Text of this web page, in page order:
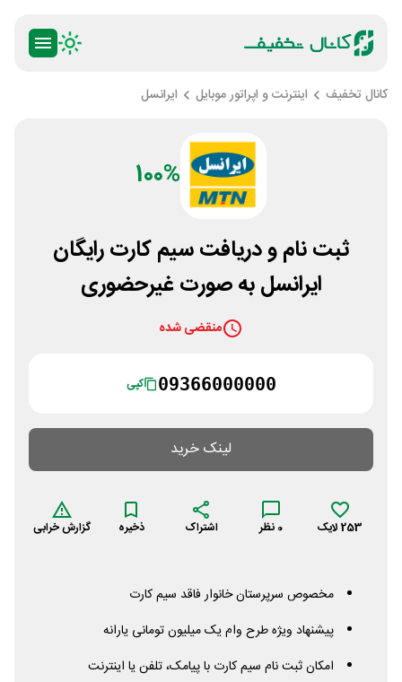
کانال تخفیف اینترنت و اپراتور موبایل ایرانسل
100%
ثبت نام و دریافت سیم کارت رایگان
ایرانسل به صورت غیرحضوری
منقضی شده
09366000000 کپی
لینک خرید
253لایک 0 نظر اشتراک ذخیره گزارش خرابی
مخصوص سرپرستان خانوار فاقد سیم کارت
پیشنهاد ویژه طرح وام یک میلیون تومانی یارانه
امکان ثبت نام سیم کارت با پیامک، تلفن یا اینترنت